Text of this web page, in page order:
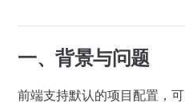
一、背景与问题
前端支持默认的项目配置，